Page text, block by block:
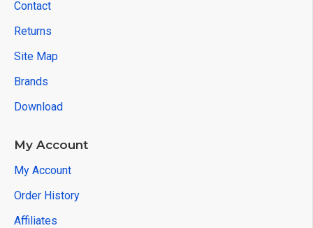
Contact
Returns
Site Map
Brands
Download
My Account
My Account
Order History
Affiliates